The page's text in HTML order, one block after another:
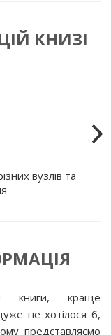
КНИЗІ
вузлів та
книги, краще
не хотілося б,
представляємо